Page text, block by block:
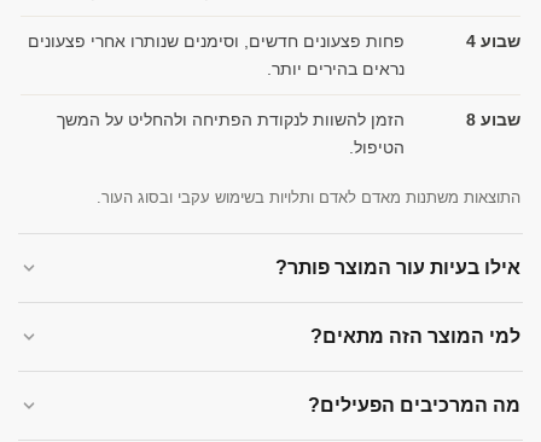
שבוע 4
פחות פצעונים חדשים, וסימנים שנותרו אחרי פצעונים
נראים בהירים יותר.
שבוע 8
הזמן להשוות לנקודת הפתיחה ולהחליט על המשך
הטיפול.
התוצאות משתנות מאדם לאדם ותלויות בשימוש עקבי ובסוג העור.
אילו בעיות עור המוצר פותר?
למי המוצר הזה מתאים?
מה המרכיבים הפעילים?